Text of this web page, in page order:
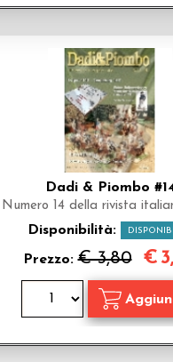
Dadi & Piombo
Numero 14 della rivista
Disponibilità:
Prezzo:€ 3,80 €